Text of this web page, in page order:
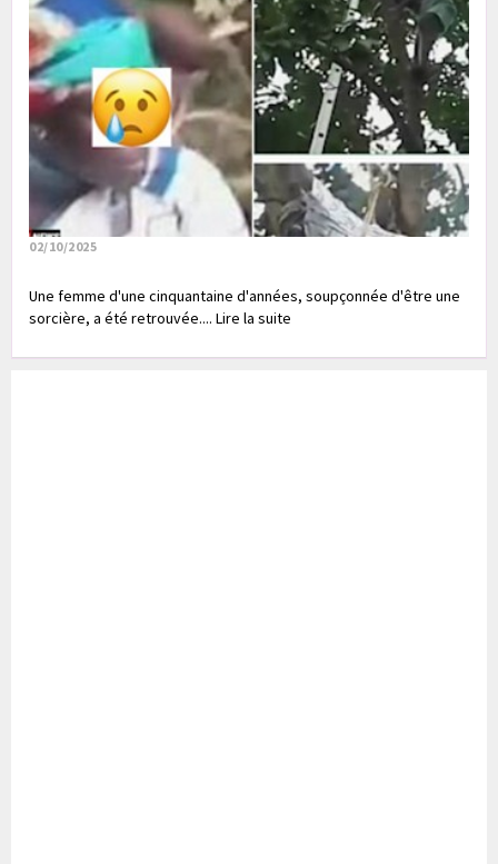
02/10/2025
Une femme d'une cinquantaine d'années, soupçonnée d'être une
sorcière, a été retrouvée.... Lire la suite